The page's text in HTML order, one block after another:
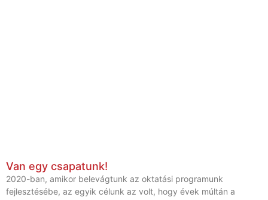
Van egy csapatunk!
2020-ban, amikor belevágtunk az oktatási programunk
fejlesztésébe, az egyik célunk az volt, hogy évek múltán a